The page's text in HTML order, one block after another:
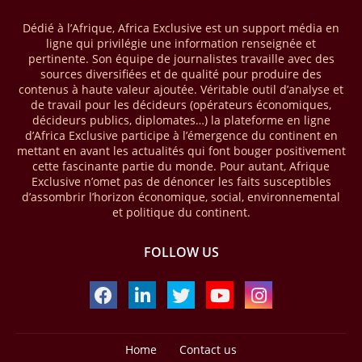
mobile money réalisées à l’échelle mondiale, qui s’est établie à 2091
milliards USD (+23 % par rapport à 2024). L’Afrique a également
enregistré environ 74 % du nombre de transactions de Mobile money
répertoriées l’an passé dans le monde, avec environ 92 milliards de
transactions (+16 % par rapport à 2024) sur un total de 125 milliards
dans le monde.
28/03/26 AFRIQUE - ECONOMIE CREATIVE
Une rapport publié dernièrement par le Boston Consulting Group, et
intitulé « Africa Unleashed: Empowering Women in Creative Industries
», dresse un état des lieux saisissant de l'économie créative africaine
à la fois dynamique et structurellement négligé. Ce secteur,
les contenus numériques, représente aujourd'hui environ 59 milliards
représente moins de 3 % d'un marché mondial évalué à près de 2000
milliards USD. L'écart est vertigineux, mais il constitue aussi, selon le
exportations créatives pourraient atteindre 140 à 150 milliards USD,
Dédié à l’Afrique, Africa Exclusive est un support média en
ligne qui privilégie une information renseignée et
pertinente. Son équipe de journalistes travaille avec des
sources diversifiées et de qualité pour produire des
contenus à haute valeur ajoutée. Véritable outil d’analyse et
de travail pour les décideurs (opérateurs économiques,
décideurs publics, diplomates…) la plateforme en ligne
d’Africa Exclusive participe à l’émergence du continent en
mettant en avant les actualités qui font bouger positivement
cette fascinante partie du monde. Pour autant, Afrique
Exclusive n’omet pas de dénoncer les faits susceptibles
d’assombrir l’horizon économique, social, environnemental
et politique du continent.
FOLLOW US
Home Contact us